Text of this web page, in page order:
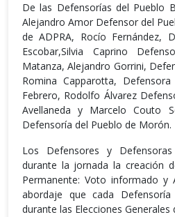
De las Defensorías del Pueblo
Alejandro Amor Defensor del
de ADPRA, Rocío Fernández,
Escobar,Silvia Caprino
Matanza, Alejandro Gorrini,
Romina Capparotta,
Febrero, Rodolfo Álvarez
Avellaneda y Marcelo Couto
Defensoría del Pueblo de Morón.
Los Defensores y
durante la jornada la creación
Permanente: Voto informado y
abordaje que cada
durante las Elecciones Generales